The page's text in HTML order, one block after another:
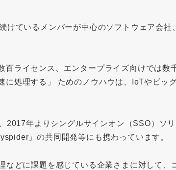
けているメンバーが中心のソフトウェア会社
ライセンス、エンタープライズ向けでは数
に処理する」 ためのノウハウは、IoTやビッ
2017年よりシングルサインオン（SSO）ソ
」の共同開発等にも携わっています。
どに課題を感じている企業さまに対して、